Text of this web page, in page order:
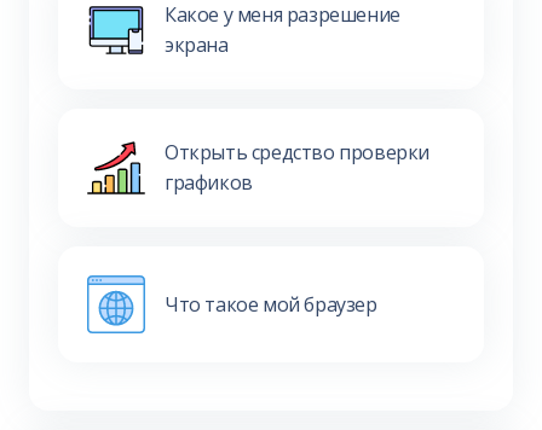
Какое у меня разрешение
экрана
Открыть средство проверки
графиков
Что такое мой браузер